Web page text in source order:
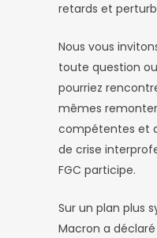
retards et
Nous vous
toute question
pourriez
mêmes
compétentes et
de crise
FGC participe.
Sur un plan plus
Macron a